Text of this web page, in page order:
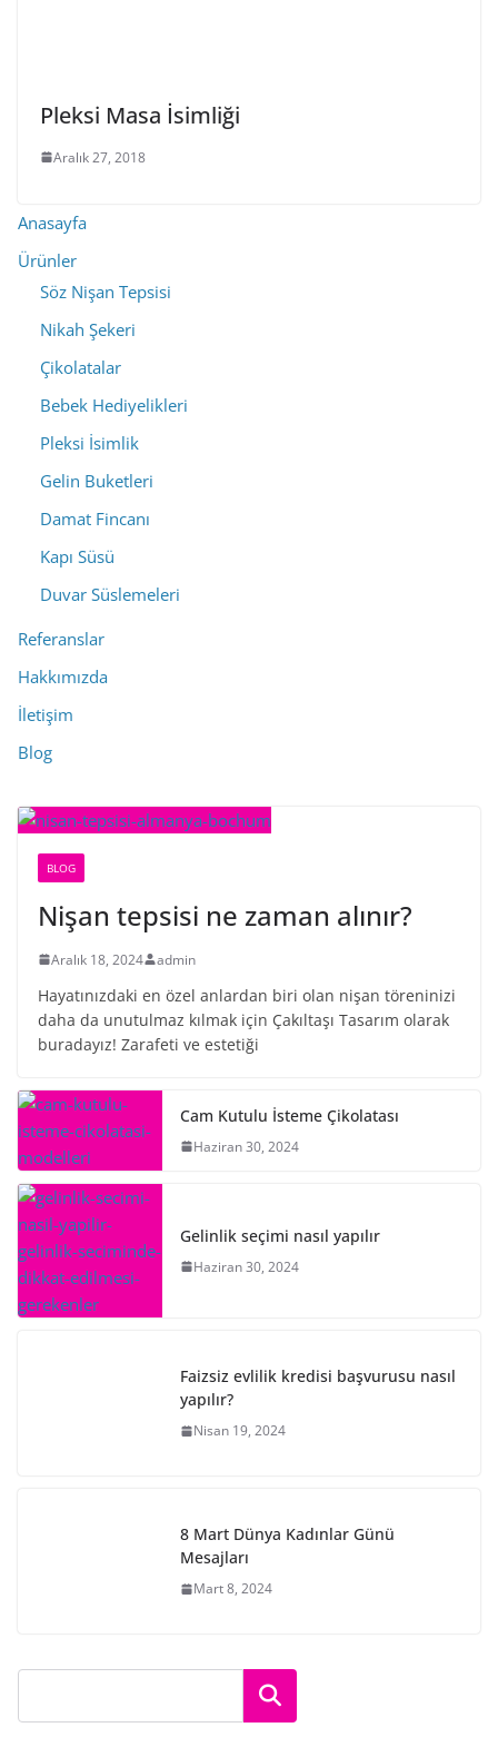
Pleksi Masa İsimliği
Aralık 27, 2018
Anasayfa
Ürünler
Söz Nişan Tepsisi
Nikah Şekeri
Çikolatalar
Bebek Hediyelikleri
Pleksi İsimlik
Gelin Buketleri
Damat Fincanı
Kapı Süsü
Duvar Süslemeleri
Referanslar
Hakkımızda
İletişim
Blog
BLOG
Nişan tepsisi ne zaman alınır?
Aralık 18, 2024 admin
Hayatınızdaki en özel anlardan biri olan nişan töreninizi
daha da unutulmaz kılmak için Çakıltaşı Tasarım olarak
buradayız! Zarafeti ve estetiği
Cam Kutulu İsteme Çikolatası
Haziran 30, 2024
Gelinlik seçimi nasıl yapılır
Haziran 30, 2024
Faizsiz evlilik kredisi başvurusu nasıl
yapılır?
Nisan 19, 2024
8 Mart Dünya Kadınlar Günü
Mesajları
Mart 8, 2024
Ara